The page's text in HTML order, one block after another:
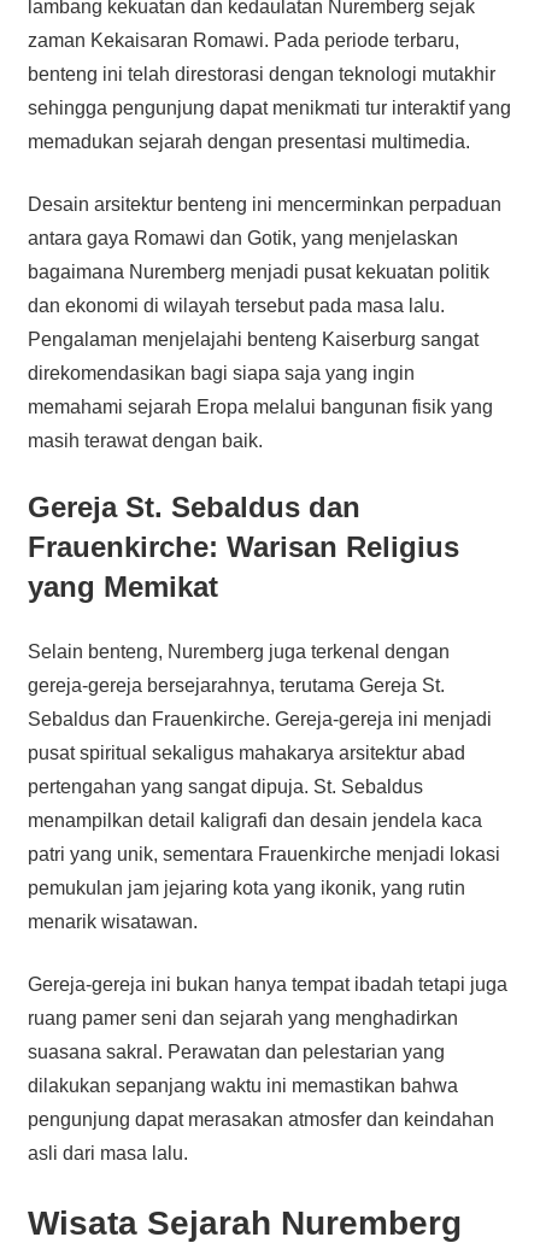
lambang kekuatan dan kedaulatan Nuremberg sejak
zaman Kekaisaran Romawi. Pada periode terbaru,
benteng ini telah direstorasi dengan teknologi mutakhir
sehingga pengunjung dapat menikmati tur interaktif yang
memadukan sejarah dengan presentasi multimedia.
Desain arsitektur benteng ini mencerminkan perpaduan
antara gaya Romawi dan Gotik, yang menjelaskan
bagaimana Nuremberg menjadi pusat kekuatan politik
dan ekonomi di wilayah tersebut pada masa lalu.
Pengalaman menjelajahi benteng Kaiserburg sangat
direkomendasikan bagi siapa saja yang ingin
memahami sejarah Eropa melalui bangunan fisik yang
masih terawat dengan baik.
Gereja St. Sebaldus dan
Frauenkirche: Warisan Religius
yang Memikat
Selain benteng, Nuremberg juga terkenal dengan
gereja-gereja bersejarahnya, terutama Gereja St.
Sebaldus dan Frauenkirche. Gereja-gereja ini menjadi
pusat spiritual sekaligus mahakarya arsitektur abad
pertengahan yang sangat dipuja. St. Sebaldus
menampilkan detail kaligrafi dan desain jendela kaca
patri yang unik, sementara Frauenkirche menjadi lokasi
pemukulan jam jejaring kota yang ikonik, yang rutin
menarik wisatawan.
Gereja-gereja ini bukan hanya tempat ibadah tetapi juga
ruang pamer seni dan sejarah yang menghadirkan
suasana sakral. Perawatan dan pelestarian yang
dilakukan sepanjang waktu ini memastikan bahwa
pengunjung dapat merasakan atmosfer dan keindahan
asli dari masa lalu.
Wisata Sejarah Nuremberg